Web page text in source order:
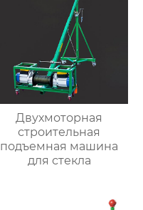
Двухмоторная
строительная
подъемная машина
для стекла